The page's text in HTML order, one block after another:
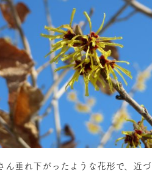
ん垂れ下がったような花形で、近